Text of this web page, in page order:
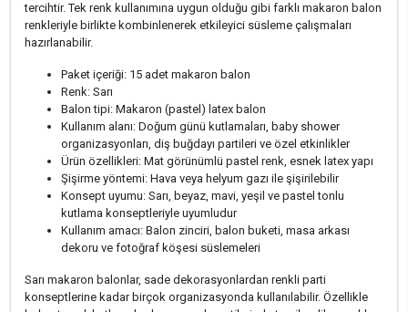
tercihtir. Tek renk kullanımına uygun olduğu gibi farklı makaron balon
renkleriyle birlikte kombinlenerek etkileyici süsleme çalışmaları
hazırlanabilir.
Paket içeriği: 15 adet makaron balon
Renk: Sarı
Balon tipi: Makaron (pastel) latex balon
Kullanım alanı: Doğum günü kutlamaları, baby shower
organizasyonları, diş buğdayı partileri ve özel etkinlikler
Ürün özellikleri: Mat görünümlü pastel renk, esnek latex yapı
Şişirme yöntemi: Hava veya helyum gazı ile şişirilebilir
Konsept uyumu: Sarı, beyaz, mavi, yeşil ve pastel tonlu
kutlama konseptleriyle uyumludur
Kullanım amacı: Balon zinciri, balon buketi, masa arkası
dekoru ve fotoğraf köşesi süslemeleri
Sarı makaron balonlar, sade dekorasyonlardan renkli parti
konseptlerine kadar birçok organizasyonda kullanılabilir. Özellikle